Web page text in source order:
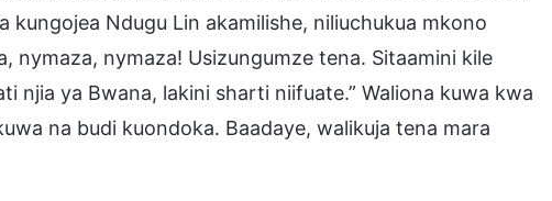
kungojea Ndugu Lin akamilishe, niliuchukua mkono
nymaza, nymaza! Usizungumze tena. Sitaamini kile
njia ya Bwana, lakini sharti niifuate.” Waliona kuwa kwa
na budi kuondoka. Baadaye, walikuja tena mara